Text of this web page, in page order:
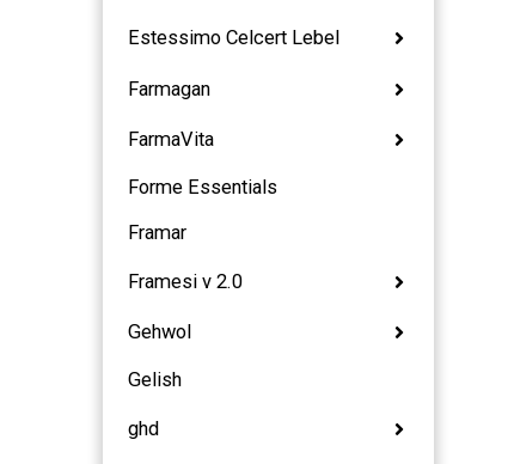
Estessimo Celcert Lebel
Farmagan
FarmaVita
Forme Essentials
Framar
Framesi v 2.0
Gehwol
Gelish
ghd